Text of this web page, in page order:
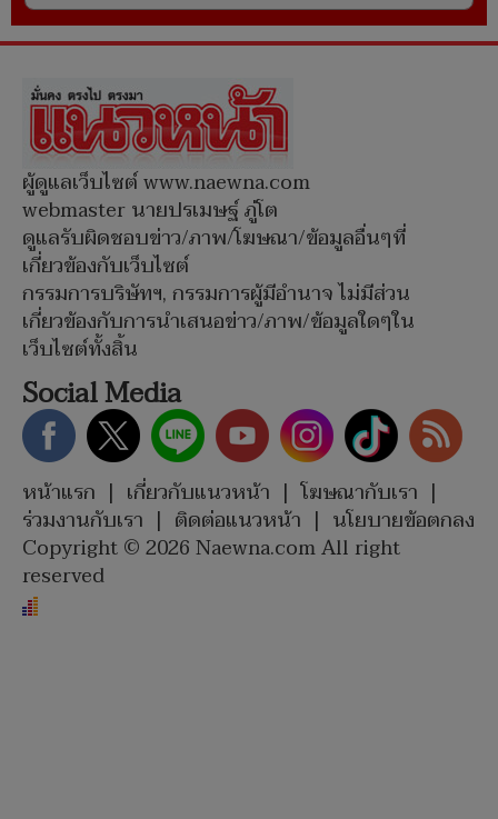
ผู้ดูแลเว็บไซต์ www.naewna.com
webmaster นายปรเมษฐ์ ภู่โต
ดูแลรับผิดชอบข่าว/ภาพ/โฆษณา/ข้อมูลอื่นๆที่
เกี่ยวข้องกับเว็บไซต์
กรรมการบริษัทฯ, กรรมการผู้มีอำนาจ ไม่มีส่วน
เกี่ยวข้องกับการนำเสนอข่าว/ภาพ/ข้อมูลใดๆใน
เว็บไซต์ทั้งสิ้น
Social Media
หน้าแรก | เกี่ยวกับแนวหน้า | โฆษณากับเรา |
ร่วมงานกับเรา | ติดต่อแนวหน้า | นโยบายข้อตกลง
Copyright © 2026 Naewna.com All right
reserved